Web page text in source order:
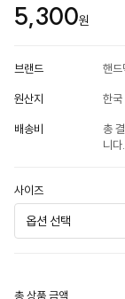
5,300원
브랜드 핸드
원산지 한국
배송비
총
니다.
사이즈
총 상품 금액